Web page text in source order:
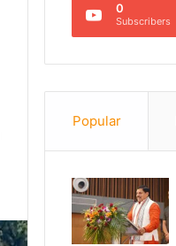
0
Subscribers
Popular